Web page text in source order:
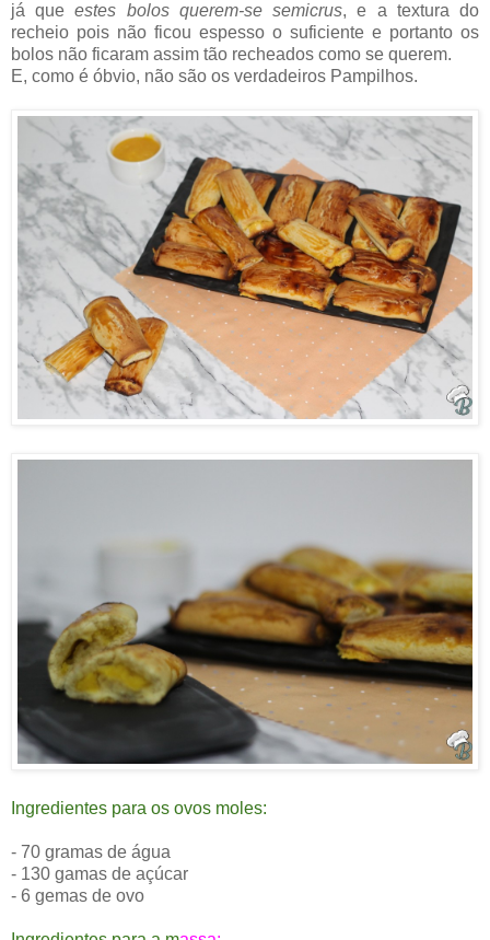
já queestes bolos querem-se semicrus, e a textura do
recheio pois não ficou espesso o suficiente e portanto os
bolos não ficaram assim tão recheados como se querem.
E, como é óbvio, não são os verdadeiros Pampilhos.
Ingredientes para os ovos moles:
- 70 gramas de água
- 130 gamas de açúcar
- 6 gemas de ovo